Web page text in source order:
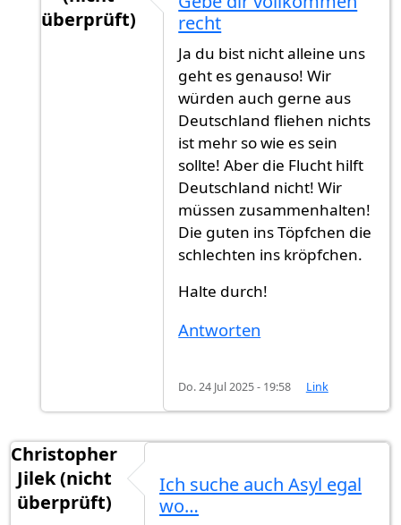
überprüft)
recht
Ja du bist nicht alleine uns
geht es genauso! Wir
würden auch gerne aus
Deutschland fliehen nichts
ist mehr so wie es sein
sollte! Aber die Flucht hilft
Deutschland nicht! Wir
müssen zusammenhalten!
Die guten ins Töpfchen die
schlechten ins kröpfchen.
Halte durch!
Antworten
Do. 24 Jul 2025 - 19:58 Link
Christopher
Jilek (nicht
überprüft)
Ich suche auch Asyl egal
wo…